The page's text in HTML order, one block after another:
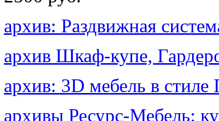
архив: Раздвижная
архив Шкаф-купе,
архив: 3D мебель в стиле
архивы Ресурс-Мебель: